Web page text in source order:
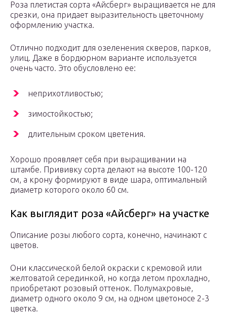
Роза плетистая сорта «Айсберг» выращивается не для
срезки, она придает выразительность цветочному
оформлению участка.
Отлично подходит для озеленения скверов, парков,
улиц. Даже в бордюрном варианте используется
очень часто. Это обусловлено ее:
неприхотливостью;
зимостойкостью;
длительным сроком цветения.
Хорошо проявляет себя при выращивании на
штамбе. Прививку сорта делают на высоте 100-120
см, а крону формируют в виде шара, оптимальный
диаметр которого около 60 см.
Как выглядит роза «Айсберг» на участке
Описание розы любого сорта, конечно, начинают с
цветов.
Они классической белой окраски с кремовой или
желтоватой серединкой, но когда летом прохладно,
приобретают розовый оттенок. Полумахровые,
диаметр одного около 9 см, на одном цветоносе 2-3
цветка.